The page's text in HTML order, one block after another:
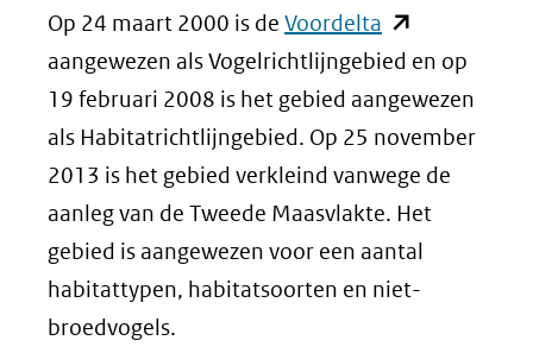
Op 24 maart 2000 is de Voordelta (opent
in
nieuw
venster)
(verwijst
naar
een
andere
aangewezen als Vogelrichtlijngebied en op
19 februari 2008 is het gebied aangewezen
als Habitatrichtlijngebied. Op 25 november
2013 is het gebied verkleind vanwege de
aanleg van de Tweede Maasvlakte. Het
gebied is aangewezen voor een aantal
habitattypen, habitatsoorten en niet-
broedvogels.